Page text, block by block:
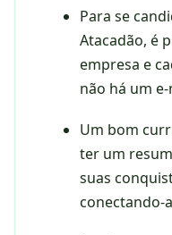
Para se
Atacadão, é
empresa e
não há um
Um bom
ter um
suas
conectando-